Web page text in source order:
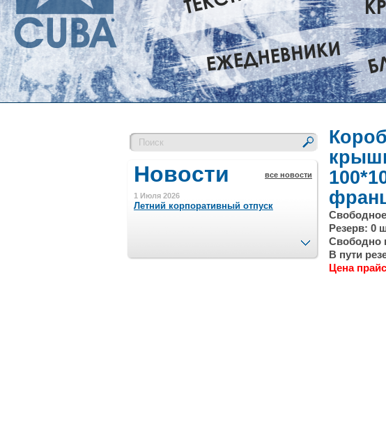
Новости все новости
1 Июля 2026
Летний корпоративный отпуск
Минимальная сумма заказа 5000 р.
След.
Резерв: 0
Свободно
В пути
Цена